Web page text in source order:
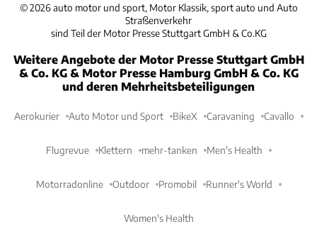
©2026 auto motor und sport, Motor Klassik, sport auto und Auto
Straßenverkehr
sind Teil der Motor Presse Stuttgart GmbH & Co.KG
Weitere Angebote der Motor Presse Stuttgart GmbH
& Co. KG & Motor Presse Hamburg GmbH & Co. KG
und deren Mehrheitsbeteiligungen
Aerokurier Auto Motor und Sport BikeX Caravaning Cavallo
Flugrevue Klettern mehr-tanken Men's Health
Motorradonline Outdoor Promobil Runner's World
Women's Health